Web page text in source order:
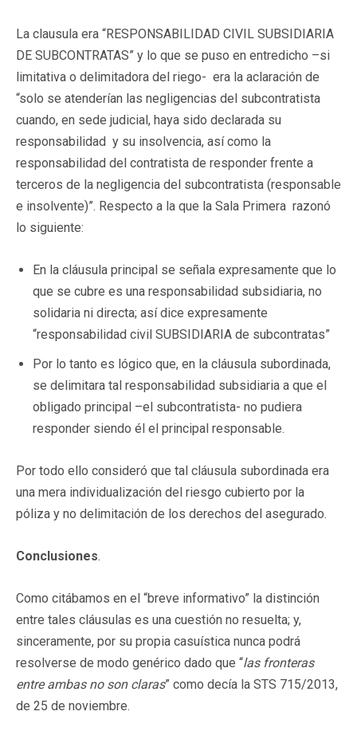
La clausula era “RESPONSABILIDAD CIVIL SUBSIDIARIA
DE SUBCONTRATAS” y lo que se puso en entredicho –si
limitativa o delimitadora del riego- era la aclaración de
“solo se atenderían las negligencias del subcontratista
cuando, en sede judicial, haya sido declarada su
responsabilidad y su insolvencia, así como la
responsabilidad del contratista de responder frente a
terceros de la negligencia del subcontratista (responsable
e insolvente)”. Respecto a la que la Sala Primera razonó
lo siguiente:
En la cláusula principal se señala expresamente que lo
que se cubre es una responsabilidad subsidiaria, no
solidaria ni directa; así dice expresamente
“responsabilidad civil SUBSIDIARIA de subcontratas”
Por lo tanto es lógico que, en la cláusula subordinada,
se delimitara tal responsabilidad subsidiaria a que el
obligado principal –el subcontratista- no pudiera
responder siendo él el principal responsable.
Por todo ello consideró que tal cláusula subordinada era
una mera individualización del riesgo cubierto por la
póliza y no delimitación de los derechos del asegurado.
Conclusiones.
Como citábamos en el “breve informativo” la distinción
entre tales cláusulas es una cuestión no resuelta; y,
sinceramente, por su propia casuística nunca podrá
resolverse de modo genérico dado que “las fronteras
entre ambas no son claras” como decía la STS 715/2013,
de 25 de noviembre.